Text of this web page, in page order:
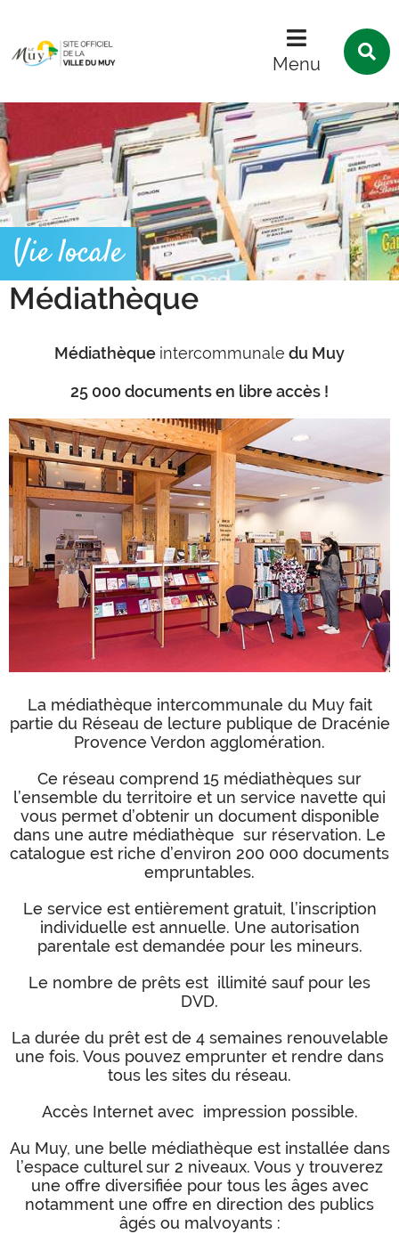
Menu
Vie locale
Médiathèque
Médiathèque intercommunale du Muy
25 000 documents en libre accès !
La médiathèque intercommunale du Muy fait
partie du Réseau de lecture publique de Dracénie
Provence Verdon agglomération.
Ce réseau comprend 15 médiathèques sur
l’ensemble du territoire et un service navette qui
vous permet d’obtenir un document disponible
dans une autre médiathèque sur réservation. Le
catalogue est riche d’environ 200 000 documents
empruntables.
Le service est entièrement gratuit, l’inscription
individuelle est annuelle. Une autorisation
parentale est demandée pour les mineurs.
Le nombre de prêts est illimité sauf pour les
DVD.
La durée du prêt est de 4 semaines renouvelable
une fois. Vous pouvez emprunter et rendre dans
tous les sites du réseau.
Accès Internet avec impression possible.
Au Muy, une belle médiathèque est installée dans
l’espace culturel sur 2 niveaux. Vous y trouverez
une offre diversifiée pour tous les âges avec
notamment une offre en direction des publics
âgés ou malvoyants :